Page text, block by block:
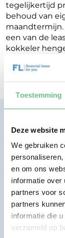
Toestemming
Deze website
We gebruiken
en om ons
informatie over
partners voor
partners
informatie die
verzameld op
tegelijkertijd
behoud van
maandtermijn.
een van de
kokkeler
ontvang je
voor jouw